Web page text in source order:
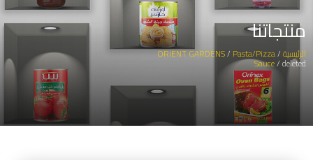
منتجاتنا
الرئيسية/
ORIENT GARDENS/ Pasta/Pizza
Sauce/ deleted